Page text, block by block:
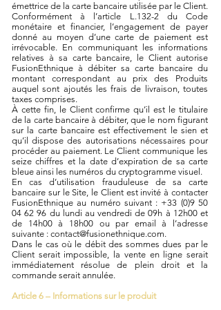
émettrice de la carte bancaire utilisée par le Client.
Conformément à l’article L.132-2 du Code
monétaire et financier, l’engagement de payer
donné au moyen d’une carte de paiement est
irrévocable. En communiquant les informations
relatives à sa carte bancaire, le Client autorise
FusionEthnique à débiter sa carte bancaire du
montant correspondant au prix des Produits
auquel sont ajoutés les frais de livraison, toutes
taxes comprises.
À cette fin, le Client confirme qu’il est le titulaire
de la carte bancaire à débiter, que le nom figurant
sur la carte bancaire est effectivement le sien et
qu’il dispose des autorisations nécessaires pour
procéder au paiement. Le Client communique les
seize chiffres et la date d’expiration de sa carte
bleue ainsi les numéros du cryptogramme visuel.
En cas d’utilisation frauduleuse de sa carte
bancaire sur le Site, le Client est invité à contacter
FusionEthnique au numéro suivant : +33 (0)9 50
04 62 96 du lundi au vendredi de 09h à 12h00 et
de 14h00 à 18h00 ou par email à l’adresse
suivante : contact@fusionethnique.com.
Dans le cas où le débit des sommes dues par le
Client serait impossible, la vente en ligne serait
immédiatement résolue de plein droit et la
commande serait annulée.
Article 6 – Informations sur le produit